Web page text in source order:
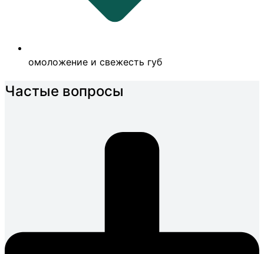
омоложение и свежесть губ
Частые вопросы